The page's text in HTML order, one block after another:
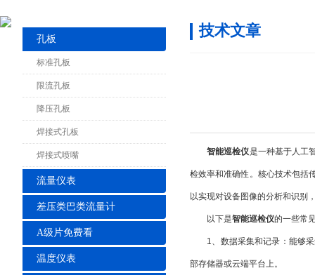
孔板
标准孔板
限流孔板
降压孔板
焊接式孔板
焊接式喷嘴
流量仪表
差压类巴类流量计
A级片免费看
温度仪表
技术文章
智能巡检仪是一种基于人工智
检效率和准确性。核心技术包
以实现对设备图像的分析和识别，
以下是智能巡检仪的一些常见特
1、数据采集和记录：能够
部存储器或云端平台上。